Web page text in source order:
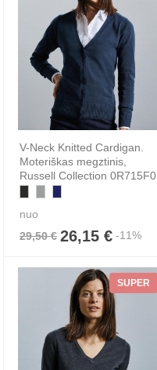
V-Neck Knitted Cardigan.
Moteriškas megztinis,
Russell Collection 0R715F0
nuo
29,50 € 26,15 € -11%
SUPER